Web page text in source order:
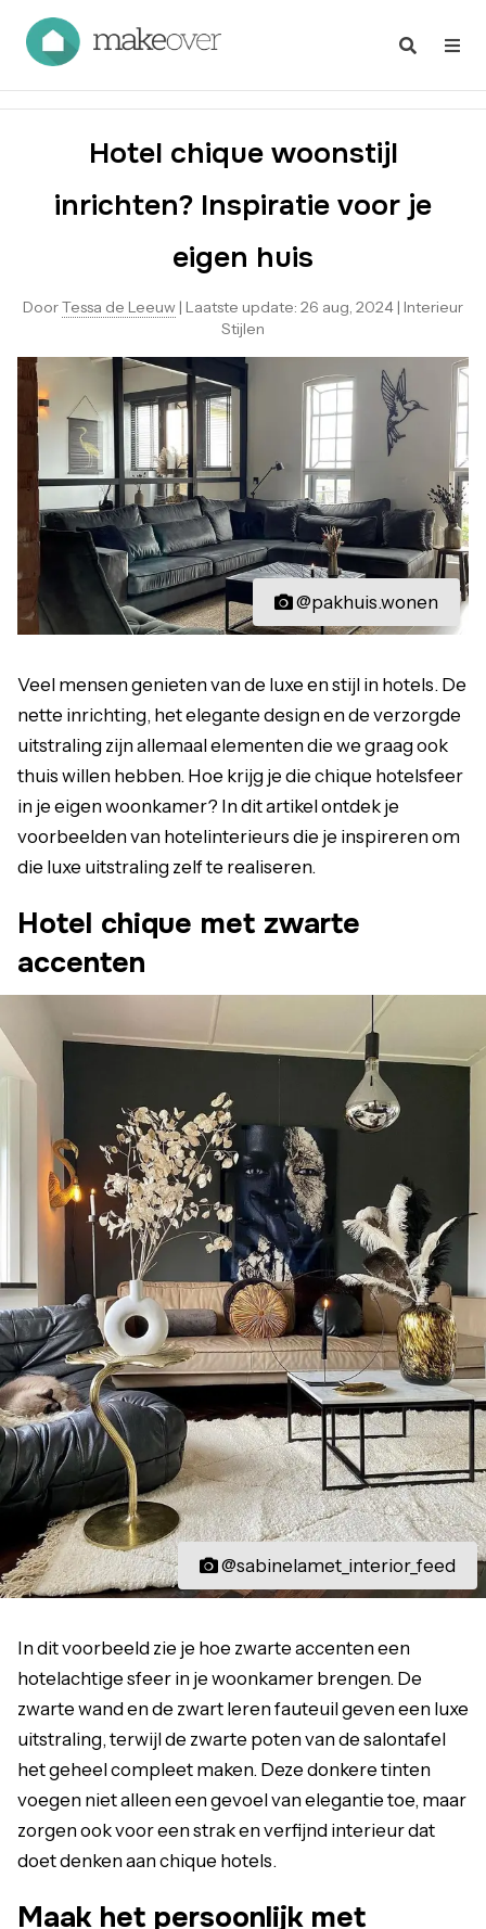
Hotel chique woonstijl
inrichten? Inspiratie voor je
eigen huis
DoorTessa de Leeuw | Laatste update: 26 aug, 2024 | Interieur
Stijlen
@pakhuis.wonen
Veel mensen genieten van de luxe en stijl in hotels. De
nette inrichting, het elegante design en de verzorgde
uitstraling zijn allemaal elementen die we graag ook
thuis willen hebben. Hoe krijg je die chique hotelsfeer
in je eigen woonkamer? In dit artikel ontdek je
voorbeelden van hotelinterieurs die je inspireren om
die luxe uitstraling zelf te realiseren.
Hotel chique met zwarte
accenten
@sabinelamet_interior_feed
In dit voorbeeld zie je hoe zwarte accenten een
hotelachtige sfeer in je woonkamer brengen. De
zwarte wand en de zwart leren fauteuil geven een luxe
uitstraling, terwijl de zwarte poten van de salontafel
het geheel compleet maken. Deze donkere tinten
voegen niet alleen een gevoel van elegantie toe, maar
zorgen ook voor een strak en verfijnd interieur dat
doet denken aan chique hotels.
Maak het persoonlijk met